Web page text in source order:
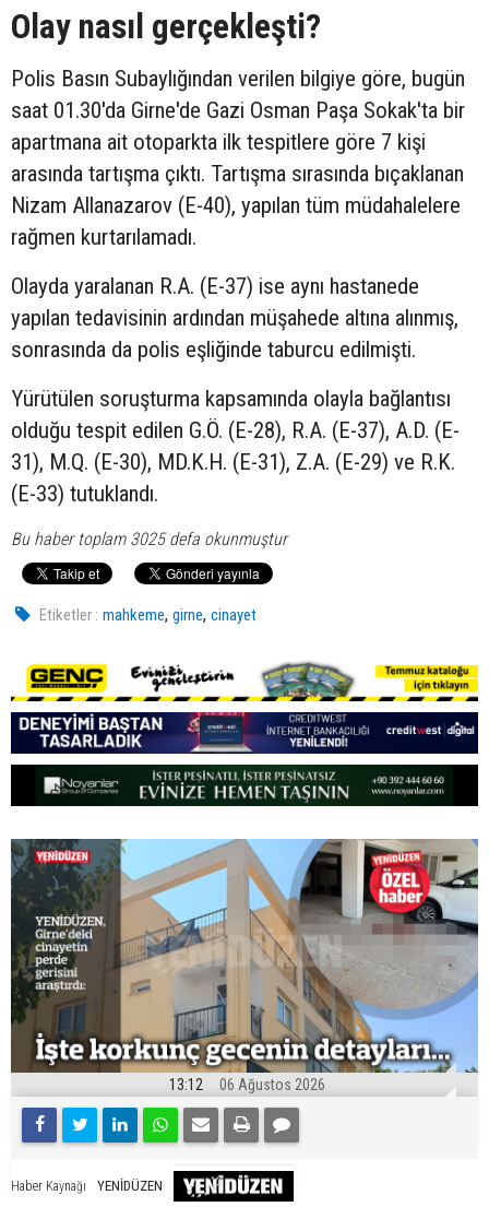
Olay nasıl gerçekleşti?
Polis Basın Subaylığından verilen bilgiye göre, bugün
saat 01.30'da Girne'de Gazi Osman Paşa Sokak'ta bir
apartmana ait otoparkta ilk tespitlere göre 7 kişi
arasında tartışma çıktı. Tartışma sırasında bıçaklanan
Nizam Allanazarov (E-40), yapılan tüm müdahalelere
rağmen kurtarılamadı.
Olayda yaralanan R.A. (E-37) ise aynı hastanede
yapılan tedavisinin ardından müşahede altına alınmış,
sonrasında da polis eşliğinde taburcu edilmişti.
Yürütülen soruşturma kapsamında olayla bağlantısı
olduğu tespit edilen G.Ö. (E-28), R.A. (E-37), A.D. (E-
31), M.Q. (E-30), MD.K.H. (E-31), Z.A. (E-29) ve R.K.
(E-33) tutuklandı.
Bu haber toplam 3025 defa okunmuştur
Etiketler : mahkeme,girne,cinayet
13:12 06 Ağustos 2026
Haber Kaynağı YENİDÜZEN